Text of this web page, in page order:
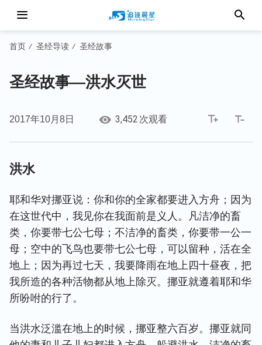
首页 / 圣经导读 / 圣经故事
圣经故事—洪水灭世
2017年10月8日 3,452 次观看
洪水
耶和华对挪亚说：你和你的全家都要进入方舟；因为
在这世代中，我见你在我面前是义人。凡洁净的畜
类，你要带七公七母；不洁净的畜类，你要带一公一
母；空中的飞鸟也要带七公七母，可以留种，活在全
地上；因为再过七天，我要降雨在地上四十昼夜，把
我所造的各种活物都从地上除灭。挪亚就遵着耶和华
所吩咐的行了。
当洪水泛滥在地上的时候，挪亚整六百岁。挪亚就同